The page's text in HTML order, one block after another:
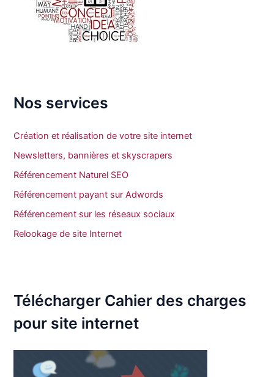
Nos services
Création et réalisation de votre site internet
Newsletters, bannières et skyscrapers
Référencement Naturel SEO
Référencement payant sur Adwords
Référencement sur les réseaux sociaux
Relookage de site Internet
Télécharger Cahier des charges
pour site internet